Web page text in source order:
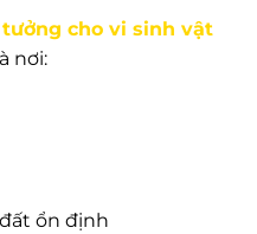
cho vi sinh vật
nơi:
ổn định